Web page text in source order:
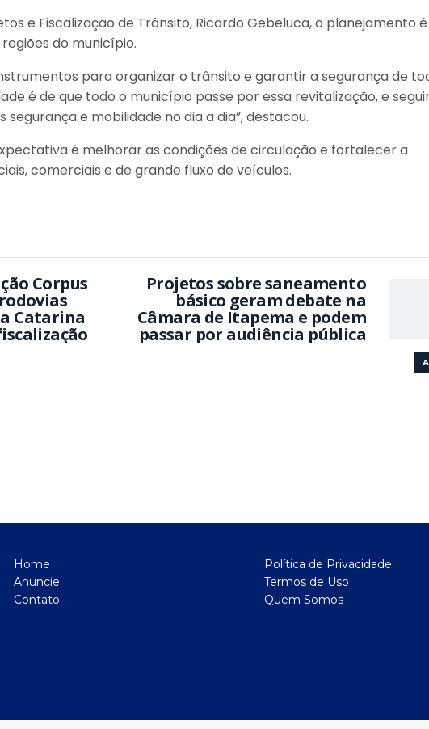
e Fiscalização de Trânsito, Ricardo Gebeluca, o planejamento é
do município.
para organizar o trânsito e garantir a segurança de
é de que todo o município passe por essa revitalização, e
e mobilidade no dia a dia”, destacou.
é melhorar as condições de circulação e fortalecer a
comerciais e de grande fluxo de veículos.
Corpus
Catarina
Projetos sobre saneamento
básico geram debate na
Câmara de Itapema e podem
passar por audiência pública
Home
Anuncie
Contato
Política de Privacidade
Termos de Uso
Quem Somos